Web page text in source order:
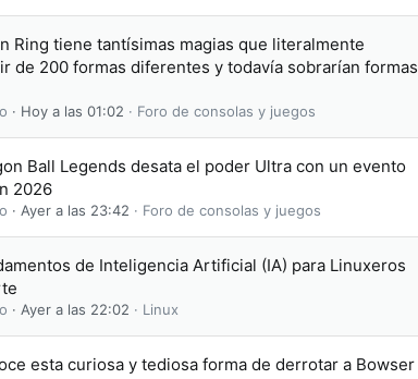
Ring tiene tantísimas magias que literalmente
de 200 formas diferentes y todavía sobrarían formas
Hoy a las 01:02 Foro de consolas y juegos
Ball Legends desata el poder Ultra con un evento
2026
Ayer a las 23:42 Foro de consolas y juegos
de Inteligencia Artificial (IA) para Linuxeros
Ayer a las 22:02 Linux
esta curiosa y tediosa forma de derrotar a Bowser